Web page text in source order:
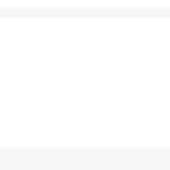
將不